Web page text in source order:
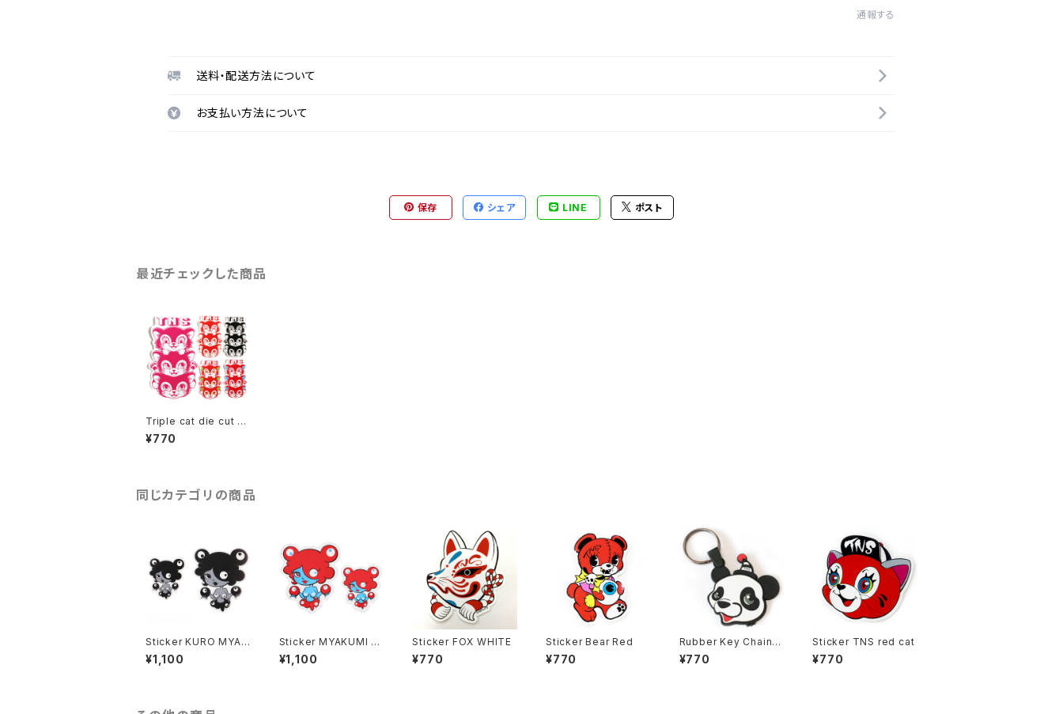
通報する
送料・配送方法について
お支払い方法について
保存 シェア LINE ポスト
最近チェックした商品
Triple cat die cut sti
cker
¥770
同じカテゴリの商品
Sticker KURO MYAK
UMI - 2Set
¥1,100
Sticker MYAKUMI -
2Set
¥1,100
Sticker FOX WHITE
¥770
Sticker Bear Red
¥770
Rubber Key Chain P
ANDA
¥770
Sticker TNS red cat
¥770